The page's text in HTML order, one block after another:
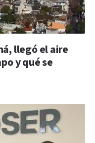
llegó el aire
y qué se